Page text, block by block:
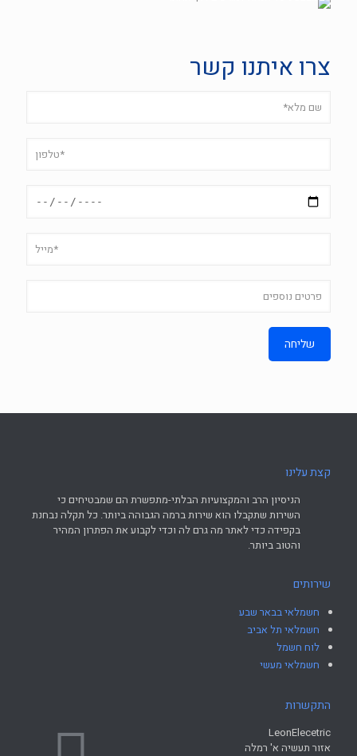
צרו איתנו קשר
קצת עלינו
הניסיון הרב והמקצועיות הבלתי-מתפשרת הם שמבטיחים כי
השירות שתקבלו הוא שירות ברמה הגבוהה ביותר. כל תקלה נבחנת
בקפידה כדי לאתר מה גרם לה וכדי לקבוע את הפתרון המהיר
והטוב ביותר.
שירותים
חשמלאי בבאר שבע
חשמלאי תל אביב
לוח חשמל
חשמלאי מעשי
התקשרות
LeonElecetric
אזור תעשיה א' רמלה